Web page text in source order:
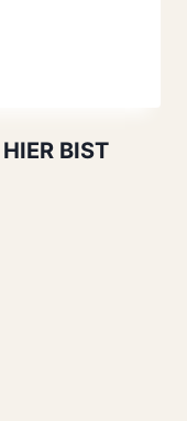
BIST